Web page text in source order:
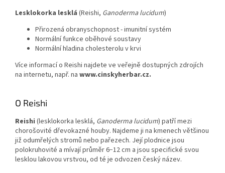
Lesklokorka lesklá (Reishi, Ganoderma lucidum)
Přirozená obranyschopnost - imunitní systém
Normální funkce oběhové soustavy
Normální hladina cholesterolu v krvi
Více informací o Reishi najdete ve veřejně dostupných zdrojích
na internetu, např. na www.cinskyherbar.cz.
O Reishi
Reishi (lesklokorka lesklá, Ganoderma lucidum) patří mezi
chorošovité dřevokazné houby. Najdeme ji na kmenech většinou
již odumřelých stromů nebo pařezech. Její plodnice jsou
polokruhovité a mívají průměr 6−12 cm a jsou specifické svou
lesklou lakovou vrstvou, od té je odvozen český název.